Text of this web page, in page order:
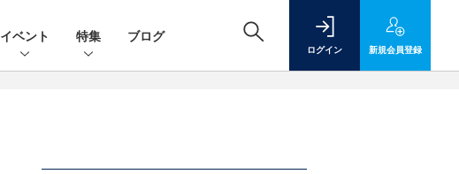
イベント 特集 ブログ
ログイン 新規会員登録